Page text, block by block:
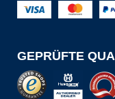
GEPRÜFTE